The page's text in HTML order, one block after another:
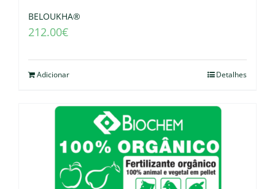
BELOUKHA®
212.00€
Adicionar Detalhes